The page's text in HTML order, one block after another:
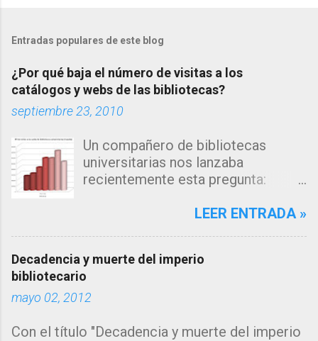
e
t
a
i
Entradas populares de este blog
¿Por qué baja el número de visitas a los
catálogos y webs de las bibliotecas?
septiembre 23, 2010
Un compañero de bibliotecas
universitarias nos lanzaba
recientemente esta pregunta:
en el número de consultas, tanto a
últimos años... me inclino a pensar
que la explicación estará en los
algoritmos de búsqueda de los
como google, que muestran
LEER ENTRADA »
Decadencia y muerte del imperio
bibliotecario
mayo 02, 2012
Con el título "Decadencia y muerte del imperio